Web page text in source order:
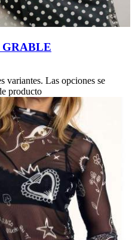
variantes. Las opciones se
producto